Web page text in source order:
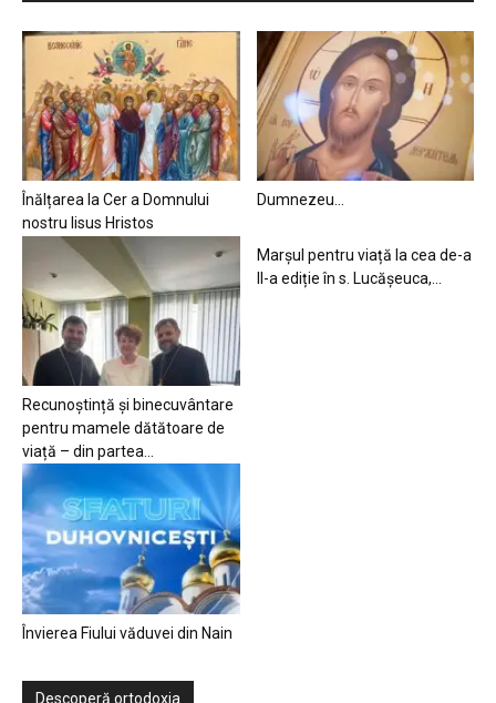
Înălțarea la Cer a Domnului
nostru Iisus Hristos
Dumnezeu…
Recunoștință și binecuvântare
pentru mamele dătătoare de
viață – din partea...
Marșul pentru viață la cea de-a
II-a ediție în s. Lucășeuca,...
Învierea Fiului văduvei din Nain
Descoperă ortodoxia